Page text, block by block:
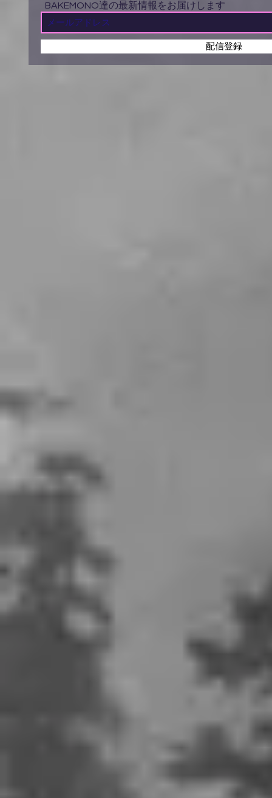
BAKEMONO達の最新情報をお届けします
配信登録